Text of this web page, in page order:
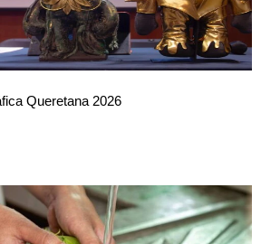
Queretana 2026